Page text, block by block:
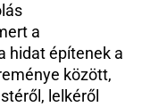
a
hidat építenek a
között,
lelkéről